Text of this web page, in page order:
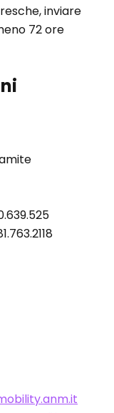
inviare
72 ore